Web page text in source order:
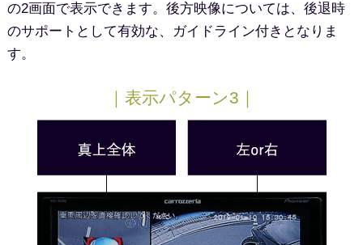
の2画面で表示できます。後方映像については、後退時
のサポートとして有効な、ガイドライン付きとなりま
す。
｜表示パターン3｜